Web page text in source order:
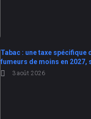
Tabac : une taxe spécifique
fumeurs de moins en 2027,
3 août 2026